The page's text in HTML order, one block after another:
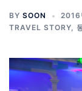
BY SOON
2016
TRAVEL STORY,